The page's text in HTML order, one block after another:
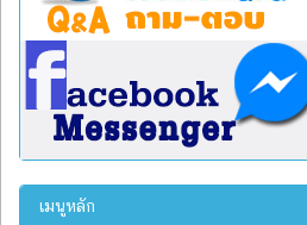
เมนูหลัก